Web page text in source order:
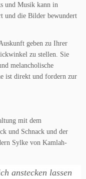
und Musik kann in
und die Bilder bewundert
geben zu Ihrer
zu stellen. Sie
melancholische
ist direkt und fordern zur
mit dem
und Schnack und der
Sylke von Kamlah-
anstecken lassen